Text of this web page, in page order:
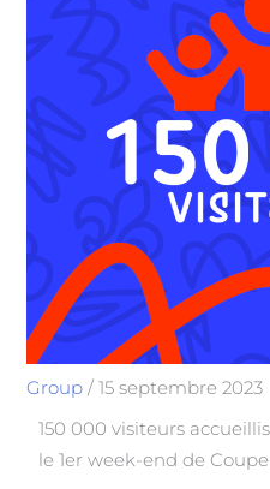
Group /15 septembre 2023
150 000 visiteurs
le 1er week-end de